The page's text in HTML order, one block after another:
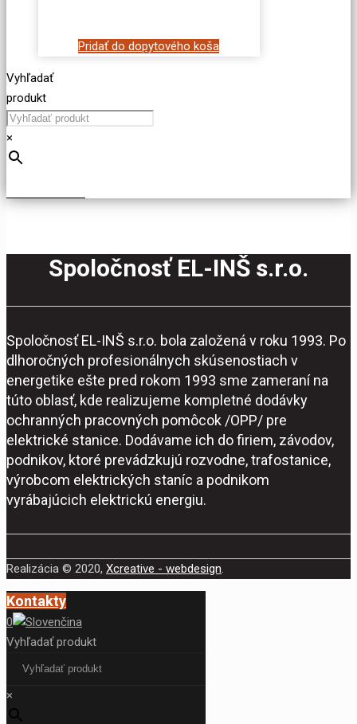
Pridať do dopytového koša
Vyhľadať
produkt
×
Spoločnosť EL-INŠ s.r.o.
Spoločnosť EL-INŠ s.r.o. bola založená v roku 1993. Po
dlhoročných profesionálnych skúsenostiach v
energetike ešte pred rokom 1993 sme zameraní na
túto oblasť, kde realizujeme kompletné dodávky
ochranných pracovných pomôcok /OPP/ pre
elektrické stanice. Dodávame ich do firiem, závodov,
podnikov, ktoré prevádzkujú rozvodne, trafostanice,
výrobcom elektrických staníc a podnikom
vyrábajúcich elektrickú energiu.
Realizácia © 2020, Xcreative - webdesign.
Kontakty
0
Vyhľadať produkt
×